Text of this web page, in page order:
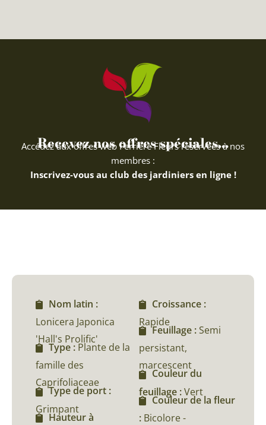
Recevez nos offres spéciales...
Accédez aux offres web Ferriere Fleurs réservées à nos
membres :
Inscrivez-vous au club des jardiniers en ligne !
Nom latin :
Lonicera Japonica
'Hall's Prolific'
Type : Plante de la
famille des
Caprifoliaceae
Type de port :
Grimpant
Hauteur à
Croissance :
Rapide
Feuillage :Semi
persistant,
marcescent
Couleur du
feuillage :Vert
Couleur de la fleur
: Bicolore -